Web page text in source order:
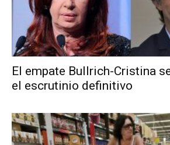
El empate Bullrich-Cristina
el escrutinio definitivo